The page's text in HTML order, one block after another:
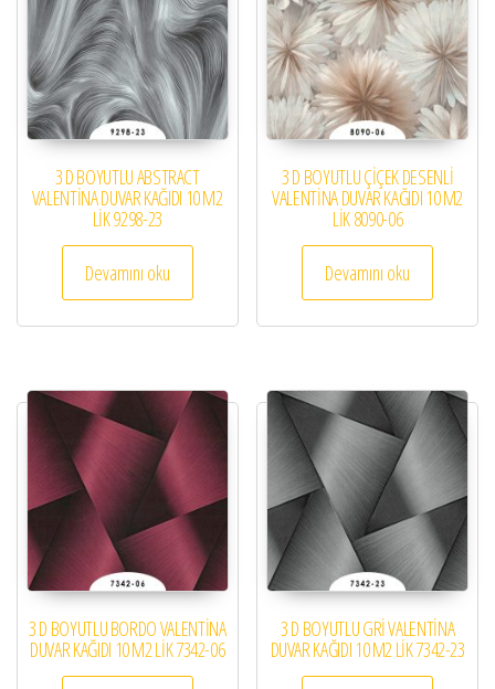
3 D BOYUTLU ABSTRACT
VALENTİNA DUVAR KAĞIDI 10 M2
LİK 9298-23
Devamını oku
3 D BOYUTLU ÇİÇEK DESENLİ
VALENTİNA DUVAR KAĞIDI 10 M2
LİK 8090-06
Devamını oku
3 D BOYUTLU BORDO VALENTİNA
DUVAR KAĞIDI 10 M2 LİK 7342-06
3 D BOYUTLU GRİ VALENTİNA
DUVAR KAĞIDI 10 M2 LİK 7342-23